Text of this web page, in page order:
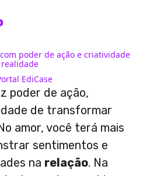
poder de ação e criatividade
EdiCase
poder de ação,
de transformar
amor, você terá mais
sentimentos e
na relação. Na